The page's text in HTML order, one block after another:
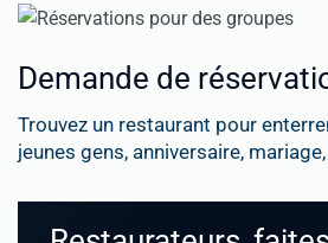
Demande de
Trouvez un restaurant pour
jeunes gens, anniversaire,